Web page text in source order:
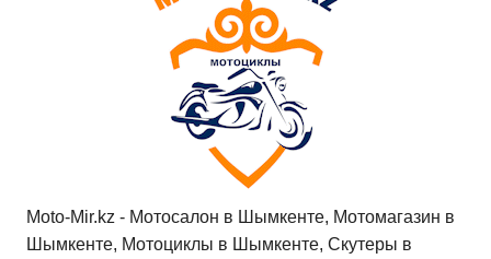
Moto-Mir.kz - Мотосалон в Шымкенте, Мотомагазин в
Шымкенте, Мотоциклы в Шымкенте, Скутеры в